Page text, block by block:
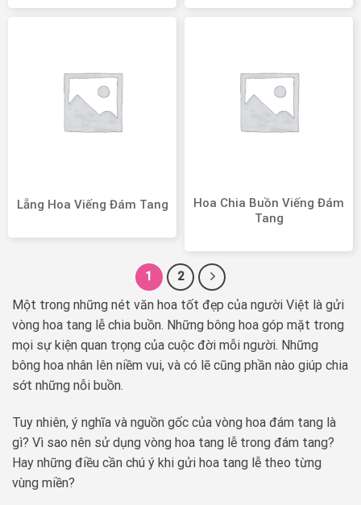
Lẵng Hoa Viếng Đám Tang
Hoa Chia Buồn Viếng Đám
Tang
1 2
Một trong những nét văn hoa tốt đẹp của người Việt là gửi
vòng hoa tang lễ chia buồn. Những bông hoa góp mặt trong
mọi sự kiện quan trọng của cuộc đời mỗi người. Những
bông hoa nhân lên niềm vui, và có lẽ cũng phần nào giúp chia
sớt những nỗi buồn.
Tuy nhiên, ý nghĩa và nguồn gốc của vòng hoa đám tang là
gì? Vì sao nên sử dụng vòng hoa tang lễ trong đám tang?
Hay những điều cần chú ý khi gửi hoa tang lễ theo từng
vùng miền?